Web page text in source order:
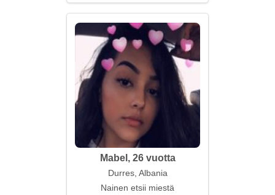
Mabel, 26 vuotta
Durres, Albania
Nainen etsii miestä